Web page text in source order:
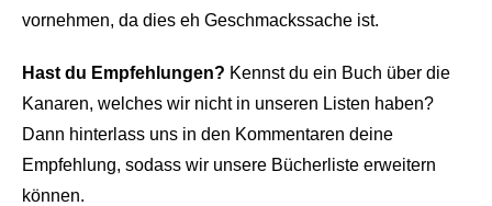
vornehmen, da dies eh Geschmackssache ist.
Hast du Empfehlungen? Kennst du ein Buch über die
Kanaren, welches wir nicht in unseren Listen haben?
Dann hinterlass uns in den Kommentaren deine
Empfehlung, sodass wir unsere Bücherliste erweitern
können.